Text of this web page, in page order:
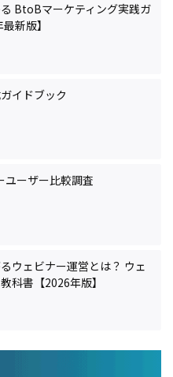
BtoBマーケティング実践ガ
新版】
イドブック
ユーザー比較調査
ウェビナー運営とは？ ウェ
科書【2026年版】